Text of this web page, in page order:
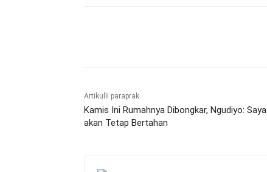
Artikulli paraprak
Kamis Ini Rumahnya Dibongkar, Ngudiyo: Saya
akan Tetap Bertahan